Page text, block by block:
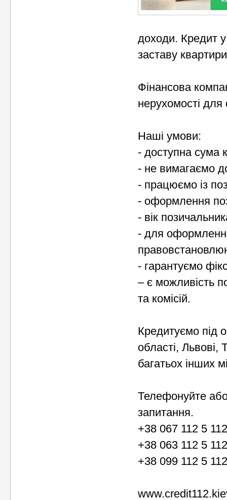
доходи. Кредит у
заставу
Фінансова
нерухомості
Наші умови:
- доступна сума
- не вимагаємо
- працюємо із
- оформлення
- вік
- для
- гарантуємо
– є можливість
та комісій.
Кредитуємо під
області, Львові,
багатьох інших
Телефонуйте
запитання.
+38 067 112 5 112
+38 063 112 5 112
+38 099 112 5 112